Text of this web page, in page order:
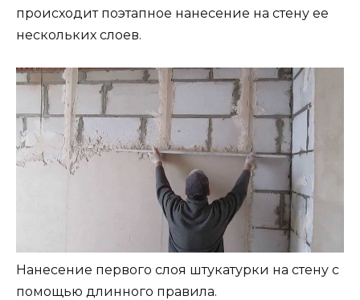
происходит поэтапное нанесение на стену ее
нескольких слоев.
Нанесение первого слоя штукатурки на стену с
помощью длинного правила.